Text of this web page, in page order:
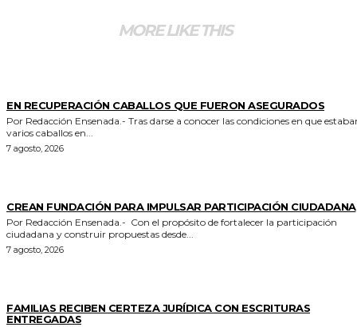
MORE LIKE THIS
EN RECUPERACIÓN CABALLOS QUE FUERON ASEGURADOS
Por Redacción Ensenada.- Tras darse a conocer las condiciones en que estaban
varios caballos en...
7 agosto, 2026
CREAN FUNDACIÓN PARA IMPULSAR PARTICIPACIÓN CIUDADANA
Por Redacción Ensenada.- Con el propósito de fortalecer la participación
ciudadana y construir propuestas desde...
7 agosto, 2026
FAMILIAS RECIBEN CERTEZA JURÍDICA CON ESCRITURAS
ENTREGADAS